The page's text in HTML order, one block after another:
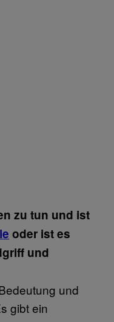
zu tun und ist
oder ist es
und
und
gibt ein